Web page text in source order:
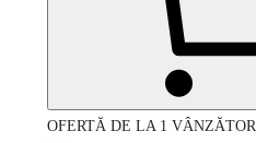
OFERTĂ DE LA 1 VÂNZĂTOR